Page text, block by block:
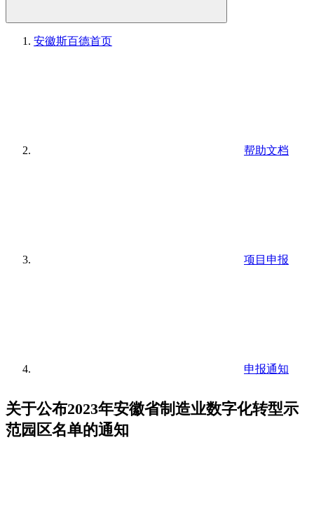
安徽斯百德首页
帮助文档
项目申报
申报通知
关于公布2023年安徽省制造业数字化转型示
范园区名单的通知